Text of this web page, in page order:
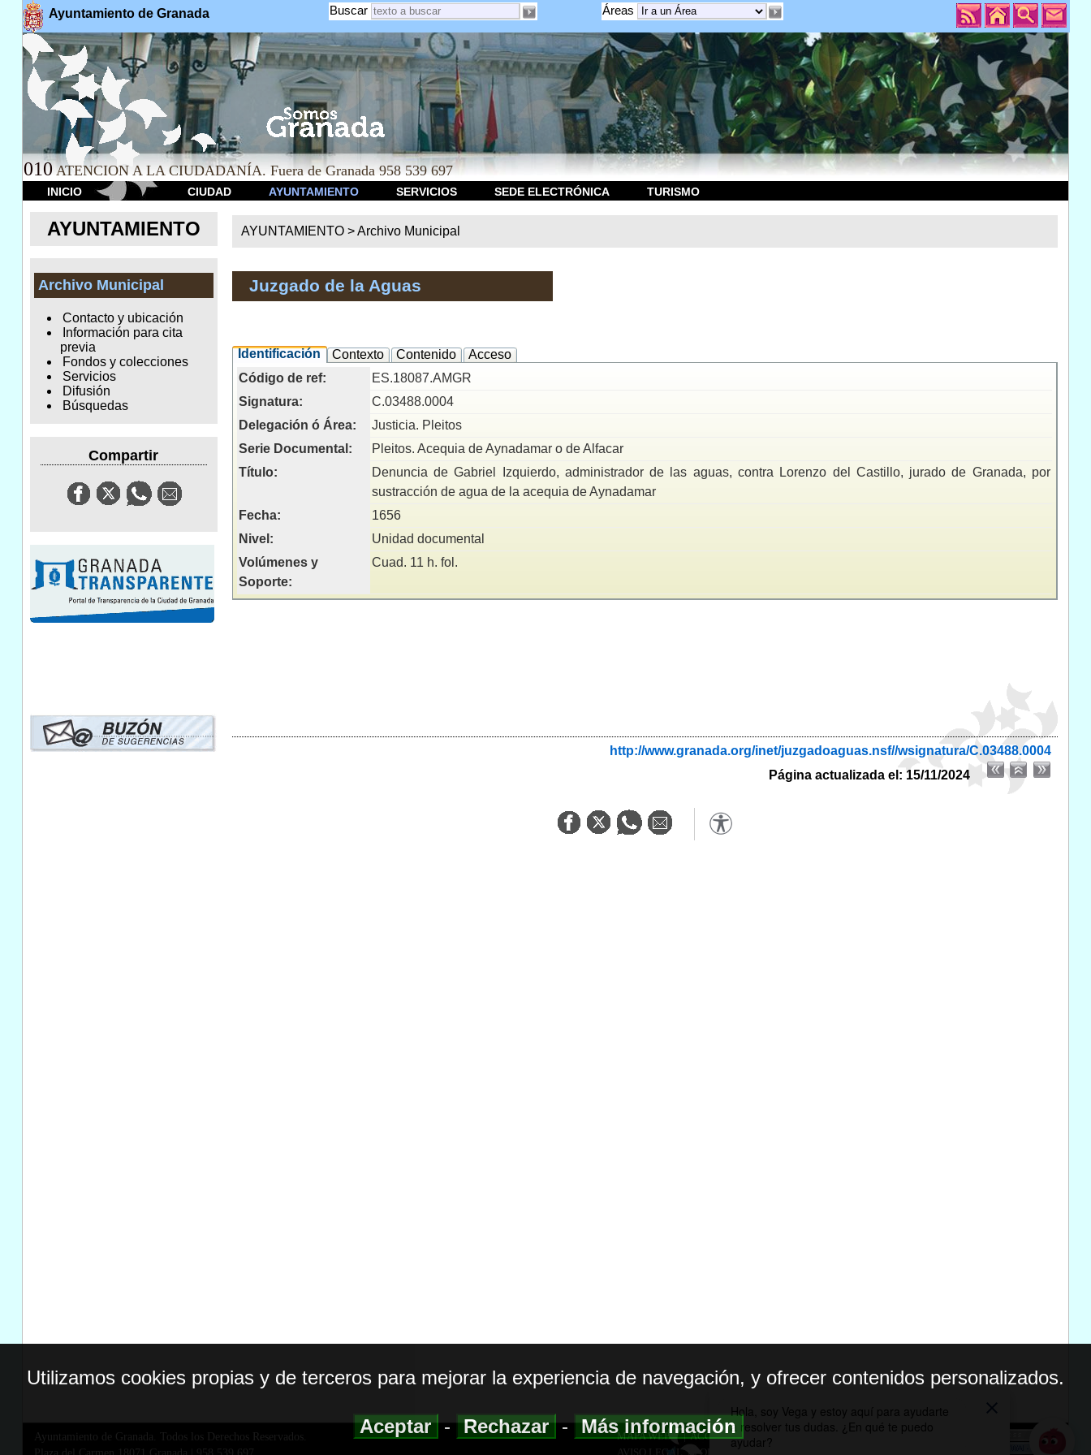
Ayuntamiento de Granada Áreas
Buscar
010 ATENCION A LA CIUDADANÍA. Fuera de Granada 958 539 697
INICIO CIUDAD AYUNTAMIENTO SERVICIOS SEDE ELECTRÓNICA TURISMO
AYUNTAMIENTO
Archivo Municipal
Contacto y ubicación
Información para cita
previa
Fondos y colecciones
Servicios
Difusión
Búsquedas
Compartir
AYUNTAMIENTO >Archivo Municipal
Juzgado de la Aguas
Identificación Contexto Contenido
Acceso
Código de ref:
ES.18087.AMGR
Signatura:
C.03488.0004
Delegación ó Área:
Justicia. Pleitos
Serie Documental:
Pleitos. Acequia de Aynadamar o de Alfacar
Título:
Denuncia de Gabriel Izquierdo, administrador de las aguas, contra Lorenzo del Castillo, jurado de Granada, por
sustracción de agua de la acequia de Aynadamar
Fecha:
1656
Nivel:
Unidad documental
Volúmenes y
Soporte:
Cuad. 11 h. fol.
http://www.granada.org/inet/juzgadoaguas.nsf//wsignatura/C.03488.0004
Página actualizada el: 15/11/2024
Ayuntamiento de Granada. Todos los Derechos Reservados.
MAPA WEB|ACCESIBILIDAD
AVISO LEGAL| POLITICA DE PRIVACIDAD
Utilizamos cookies propias y de terceros para mejorar la experiencia de navegación, y ofrecer contenidos personalizados.
Aceptar-Rechazar-Más información